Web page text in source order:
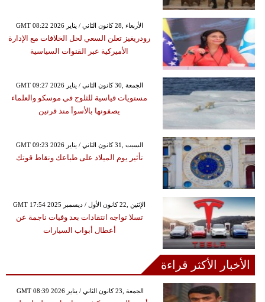
GMT 08:22 2026 الأربعاء ,28 كانون الثاني / يناير
رودريغيز تعلن السعي لحل الخلافات مع الإدارة
الأميركية عبر القنوات السياسية
GMT 09:27 2026 الجمعة ,30 كانون الثاني / يناير
مستويات قياسية للثلوج في موسكو والعلماء
يصفونها بالأسوأ منذ قرنين
GMT 09:23 2026 السبت ,31 كانون الثاني / يناير
تأثير يوم الميلاد على طباعك ونقاط قوتك
GMT 17:54 2025 الإثنين ,22 كانون الأول / ديسمبر
تسلا تواجه انتقادات بعد وفيات ناجمة عن
أعطال أبواب السيارات
الأخبار الأكثر قراءة
GMT 08:39 2026 الجمعة ,23 كانون الثاني / يناير